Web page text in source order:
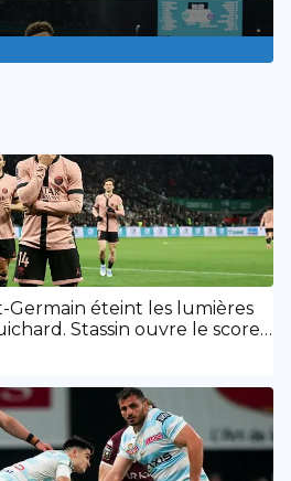
Germain éteint les lumières
Stassin ouvre le score,